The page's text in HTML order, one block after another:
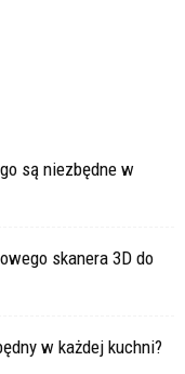
są niezbędne w
skanera 3D do
w każdej kuchni?